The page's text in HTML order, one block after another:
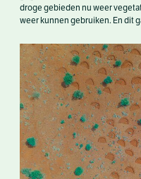
droge gebieden nu weer
weer kunnen gebruiken. En dit